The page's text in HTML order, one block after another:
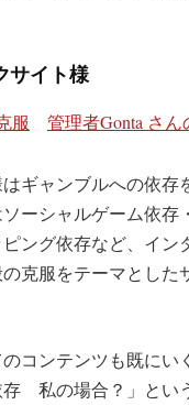
サイト様
服 管理者Gonta さん
ギャンブルへの依存
ーシャルゲーム依存
ング依存など、イン
克服をテーマとした
コンテンツも既にい
存 私の場合？」とい